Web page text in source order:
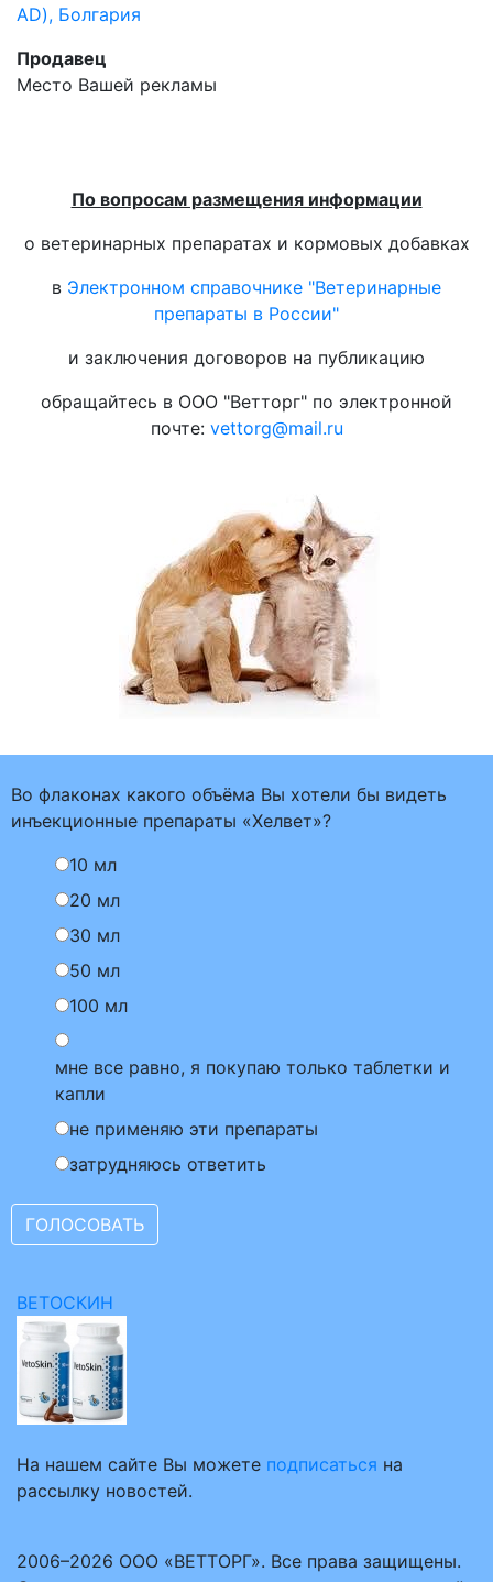
AD), Болгария
Продавец
Место Вашей рекламы
По вопросам размещения информации
о ветеринарных препаратах и кормовых добавках
в Электронном справочнике "Ветеринарные
препараты в России"
и заключения договоров на публикацию
обращайтесь в ООО "Ветторг" по электронной
почте: vettorg@mail.ru
Во флаконах какого объёма Вы хотели бы видеть
инъекционные препараты «Хелвет»?
10 мл
20 мл
30 мл
50 мл
100 мл
мне все равно, я покупаю только таблетки и
капли
не применяю эти препараты
затрудняюсь ответить
ВЕТОСКИН
На нашем сайте Вы можете подписаться на
рассылку новостей.
2006–2026 ООО «ВЕТТОРГ». Все права защищены.